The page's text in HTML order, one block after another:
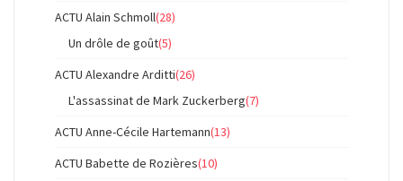
ACTU Alain Schmoll(28)
Un drôle de goût(5)
ACTU Alexandre Arditti(26)
L'assassinat de Mark Zuckerberg(7)
ACTU Anne-Cécile Hartemann(13)
ACTU Babette de Rozières(10)